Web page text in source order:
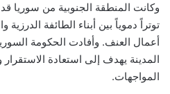
وكانت المنطقة الجنوبية من
توتراً دموياً بين أبناء الطائفة
أعمال العنف. وأفادت الحكومة
المدينة يهدف إلى استعادة
المواجهات.